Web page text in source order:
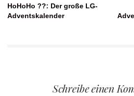
Beitragsnavigation
HoHoHo ??: Der große LG-
Adventskalender
Schreibe einen